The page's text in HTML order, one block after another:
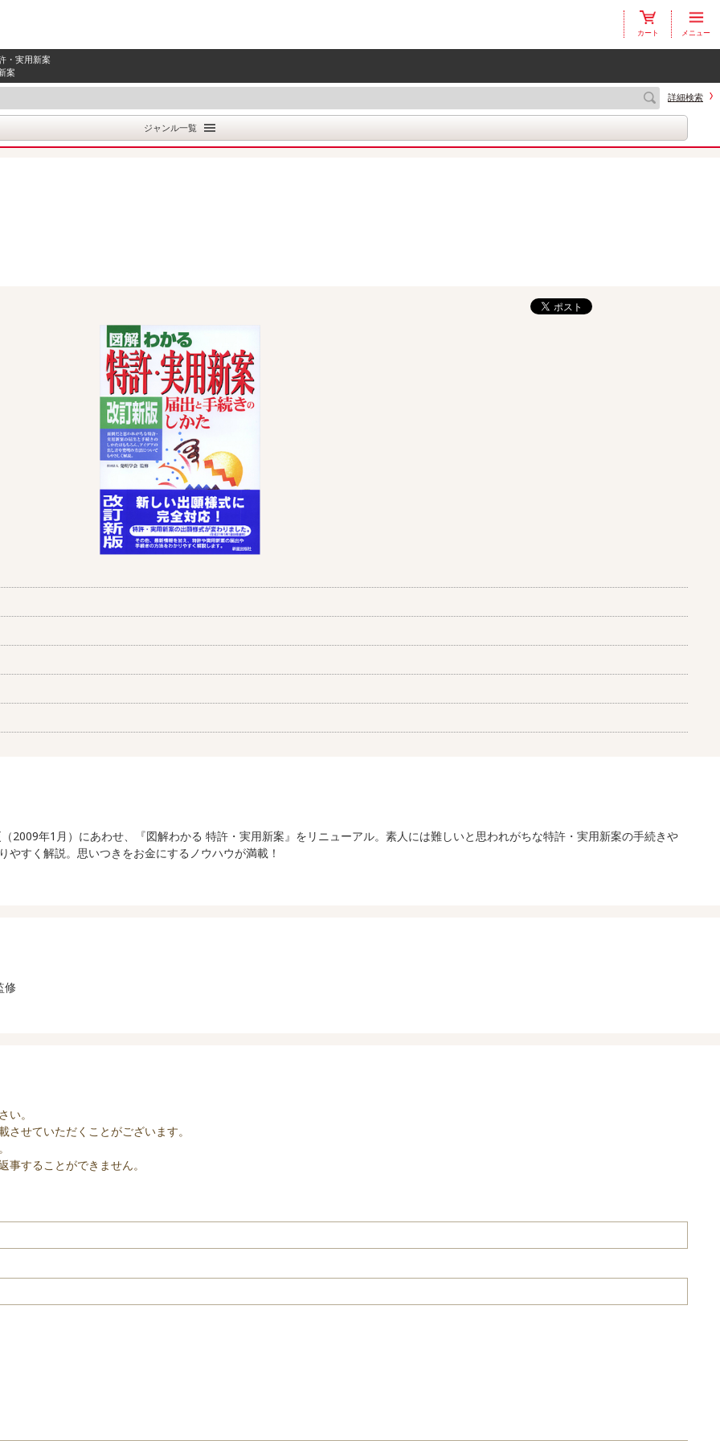
カート メニュー
・実用新案
案
詳細検索
ジャンル一覧
2009年1月）にあわせ、『図解わかる 特許・実用新案』をリニューアル。素人には難しいと思われがちな特許・実用新案の手続きや
すく解説。思いつきをお金にするノウハウが満載！
修
い。
せていただくことがございます。
することができません。